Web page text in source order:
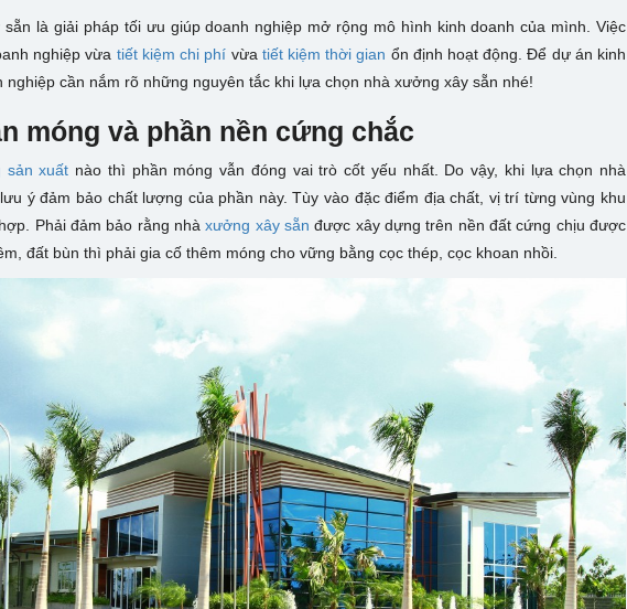
là giải pháp tối ưu giúp doanh nghiệp mở rộng mô hình kinh doanh của mình. Việc
nghiệp vừa tiết kiệm chi phí vừa tiết kiệm thời gian ổn định hoạt động. Để dự án kinh
nghiệp cần nắm rõ những nguyên tắc khi lựa chọn nhà xưởng xây sẵn nhé!
móng và phần nền cứng chắc
sản xuất nào thì phần móng vẫn đóng vai trò cốt yếu nhất. Do vậy, khi lựa chọn nhà
ý đảm bảo chất lượng của phần này. Tùy vào đặc điểm địa chất, vị trí từng vùng khu
Phải đảm bảo rằng nhàxưởng xây sẵn được xây dựng trên nền đất cứng chịu được
đất bùn thì phải gia cố thêm móng cho vững bằng cọc thép, cọc khoan nhồi.